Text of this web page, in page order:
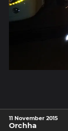
11 November 2015
Orchha